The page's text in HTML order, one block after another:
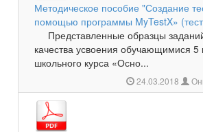
Методическое пособие "Создание
помощью программы MyTestX»
Представленные образцы
качества усвоения обучающимися
школьного курса «Осно...
24.03.2018